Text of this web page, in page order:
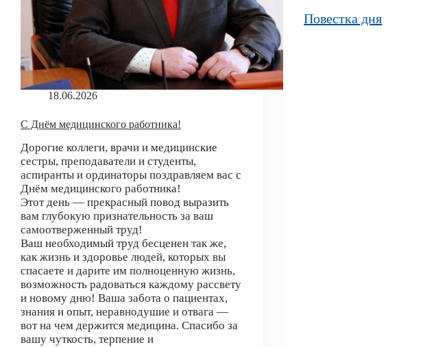
18.06.2026
С Днём медицинского работника!
Дорогие коллеги, врачи и медицинские
сестры, преподаватели и студенты,
аспиранты и ординаторы поздравляем вас с
Днём медицинского работника!
Этот день — прекрасный повод выразить
вам глубокую признательность за ваш
самоотверженный труд!
Ваш необходимый труд бесценен так же,
как жизнь и здоровье людей, которых вы
спасаете и дарите им полноценную жизнь,
возможность радоваться каждому рассвету
и новому дню! Ваша забота о пациентах,
знания и опыт, неравнодушие и отвага —
вот на чем держится медицина. Спасибо за
вашу чуткость, терпение и
Повестка дня